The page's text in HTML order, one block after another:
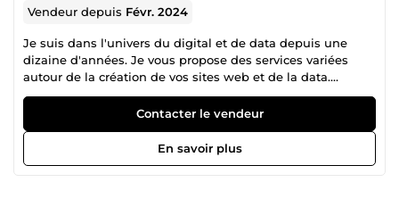
Vendeur depuis Févr. 2024
Je suis dans l'univers du digital et de data depuis une
dizaine d'années. Je vous propose des services variées
autour de la création de vos sites web et de la data.
Egalement passionné de voyage, je peux vous aider sur ce
Contacter le vendeur
En savoir plus